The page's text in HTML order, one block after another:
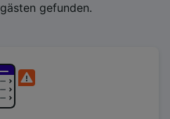
gefunden.